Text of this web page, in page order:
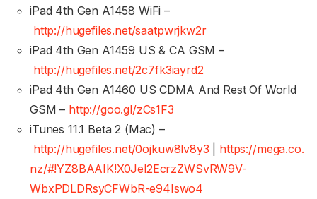
iPad 4th Gen A1458 WiFi –
http://hugefiles.net/saatpwrjkw2r
iPad 4th Gen A1459 US & CA GSM –
http://hugefiles.net/2c7fk3iayrd2
iPad 4th Gen A1460 US CDMA And Rest Of World
GSM – http://goo.gl/zCs1F3
iTunes 11.1 Beta 2 (Mac) –
http://hugefiles.net/0ojkuw8lv8y3
https://mega.co.
nz/#!YZ8BAAIK!X0Jel2EcrzZWSvRW9V-
WbxPDLDRsyCFWbR-e94Iswo4